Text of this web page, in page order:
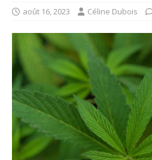
août 16, 2023 Céline Dubois